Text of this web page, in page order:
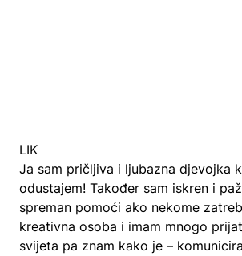
LIK
Ja sam pričljiva i ljubazna djevojka
odustajem! Također sam iskren i
spreman pomoći ako nekome
kreativna osoba i imam mnogo
svijeta pa znam kako je –